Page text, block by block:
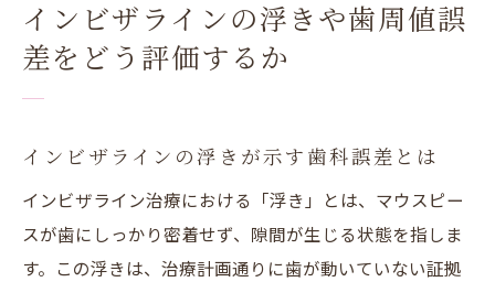
インビザラインの浮きや歯周値誤
差をどう評価するか
インビザラインの浮きが示す歯科誤差とは
インビザライン治療における「浮き」とは、マウスピー
スが歯にしっかり密着せず、隙間が生じる状態を指しま
す。この浮きは、治療計画通りに歯が動いていない証拠